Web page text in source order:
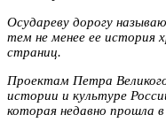
Осудареву дорогу
тем не менее ее история
страниц.
Проектам Петра
истории и культуре
которая недавно прошла